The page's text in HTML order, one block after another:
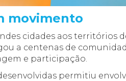
movimento
cidades aos territórios
a centenas de
e participação.
permitiu